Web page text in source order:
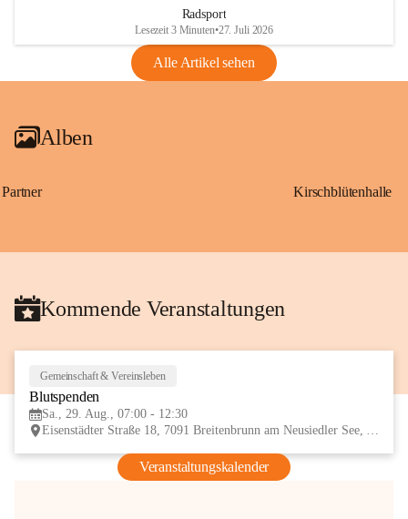
VBl. EU Nr. 18_2026
Radsport
Lesezeit 3 Minuten•27. Juli 2026
Alle Artikel sehen
Alben
Partner Kirschblütenhalle
Kommende Veranstaltungen
Gemeinschaft & Vereinsleben
Blutspenden
Sa., 29. Aug., 07:00 - 12:30
Eisenstädter Straße 18, 7091 Breitenbrunn am Neusiedler See, AUT
Veranstaltungskalender